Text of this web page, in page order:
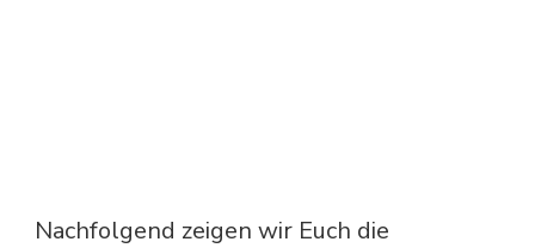
Nachfolgend zeigen wir Euch die